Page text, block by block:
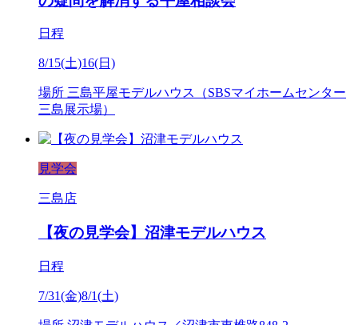
日程
8/15(土)16(日)
場所 三島平屋モデルハウス（SBSマイホームセンター
三島展示場）
見学会
三島店
【夜の見学会】沼津モデルハウス
日程
7/31(金)8/1(土)